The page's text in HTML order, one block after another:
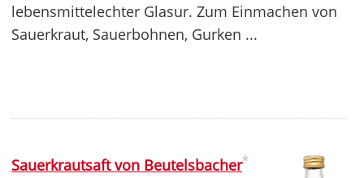
lebensmittelechter Glasur. Zum Einmachen von
Sauerkraut, Sauerbohnen, Gurken ...
Sauerkrautsaft von Beutelsbacher*